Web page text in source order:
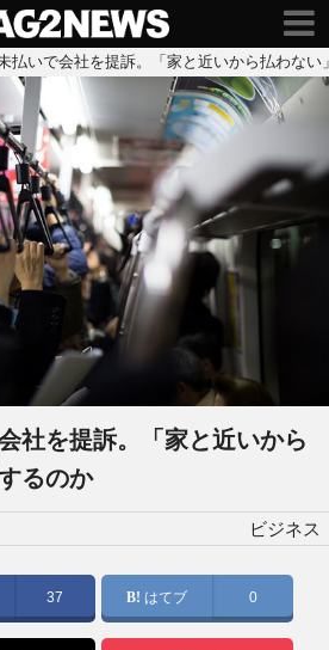
払いで会社を提訴。「家と近いから払わない
社を提訴。「家と近いから
るのか
ビジネス
37 はてブ 0